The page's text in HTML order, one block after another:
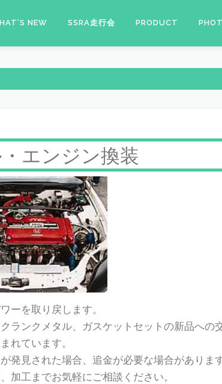
NEW SSRA走行会 PRODUCT
エンジン換装
ーを取り戻します。
ランクメタル、ガスケットセットの新品への
れています。
見された場合、追金が必要な場合があります
工までお気軽にご相談ください。